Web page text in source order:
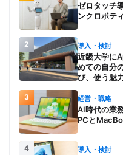
ゼロタッチ
ンクロボテ
2 導入・検討
近畿大学に
めての自分
び、使う魅
3 経営・戦略
AI時代の業
PCと
4 導入・検討